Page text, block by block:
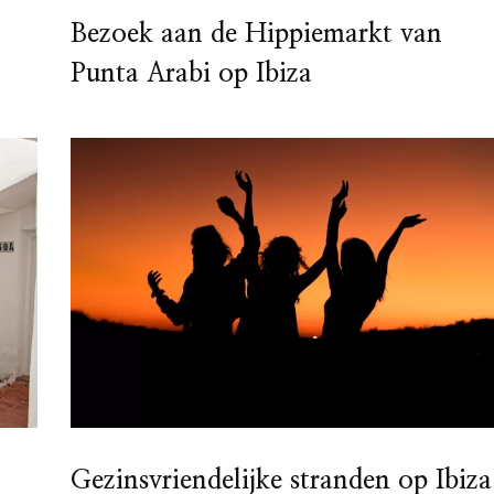
Bezoek aan de Hippiemarkt van
Punta Arabi op Ibiza
Gezinsvriendelijke stranden op Ibiza